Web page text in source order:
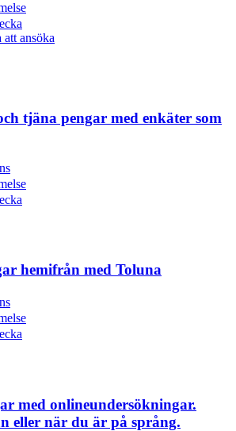
ansöka
tjäna pengar med enkäter som
hemifrån med Toluna
med onlineundersökningar.
eller när du är på språng.